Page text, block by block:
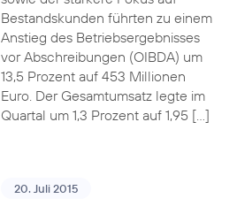
Bestandskunden führten zu einem
Anstieg des Betriebsergebnisses
vor Abschreibungen (OIBDA) um
13,5 Prozent auf 453 Millionen
Euro. Der Gesamtumsatz legte im
Quartal um 1,3 Prozent auf 1,95 […]
20. Juli 2015